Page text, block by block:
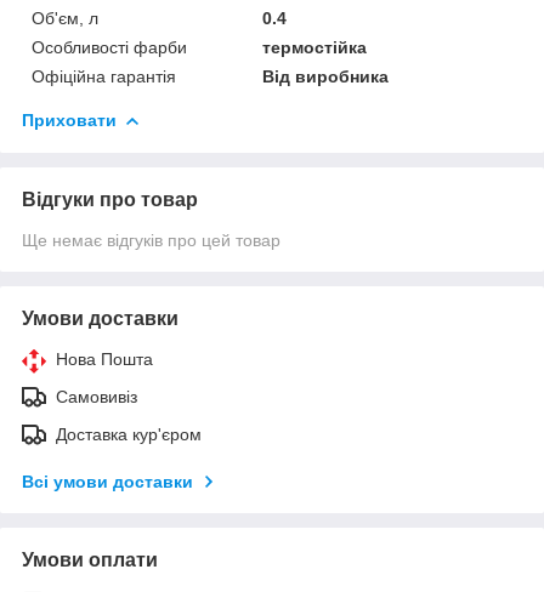
Об'єм, л
0.4
Особливості фарби
термостійка
Офіційна гарантія
Від виробника
Приховати
Відгуки про товар
Ще немає відгуків про цей товар
Умови доставки
Нова Пошта
Самовивіз
Доставка кур'єром
Всі умови доставки
Умови оплати